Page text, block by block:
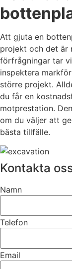
Att gjuta en
projekt och det är
förfrågningar tar
inspektera
större projekt.
du får en
motprestation.
om du väljer att
bästa tillfälle.
Kontakta
Namn
Telefon
Email